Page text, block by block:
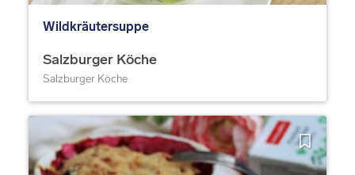
Wildkräutersuppe
Salzburger Köche
Salzburger Köche